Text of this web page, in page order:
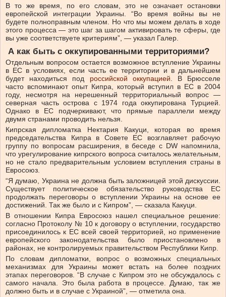
В то же время, по его словам, это не означает остановки
европейской интеграции Украины. “Во время войны вы не
будете полноправным членом. Но что мы можем делать в ходе
этого процесса — это шаг за шагом активировать те сферы, где
вы уже соответствуете критериям”, — указал Галер.
А как быть с оккупированными территориями?
Отдельным вопросом остается возможное вступление Украины
в ЕС в условиях, если часть ее территории и в дальнейшем
будет находиться под российской оккупацией. В Брюсселе
часто вспоминают опыт Кипра, который вступил в ЕС в 2004
году, несмотря на нерешенный территориальный вопрос —
северная часть острова с 1974 года оккупирована Турцией.
Однако в ЕС подчеркивают, что прямые параллели между
двумя странами проводить нельзя.
Кипрская дипломатка Нектария Какуци, которая во время
председательства Кипра в Совете ЕС возглавляет рабочую
группу по вопросам расширения, в беседе с DW напомнила,
что урегулирование кипрского вопроса считалось желательным,
но не стало предварительным условием вступления страны в
Евросоюз.
“Я думаю, Украина не должна быть заложницей этой дискуссии.
Существует политическое обязательство руководства ЕС
продолжать переговоры о вступлении Украины на основе ее
достижений. Так же было и с Кипром”, — сказала Какуци.
В отношении Кипра Евросоюз нашел специальное решение:
согласно Протоколу № 10 к договору о вступлении, государство
присоединилось к ЕС всей своей территорией, но применение
европейского законодательства было приостановлено в
районах, не контролируемых правительством Республики Кипр.
По словам дипломатки, вопрос о возможных специальных
механизмах для Украины может встать на более поздних
этапах переговоров. “В случае с Кипром это не обсуждалось с
самого начала. Это была работа в процессе. Думаю, так же
должно быть и в случае с Украиной”, — отметила она.